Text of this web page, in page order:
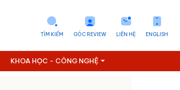
ENGLISH
LIÊN HỆ
GÓC REVIEW
TÌM KIẾM
KHOA HỌC - CÔNG NGHỆ